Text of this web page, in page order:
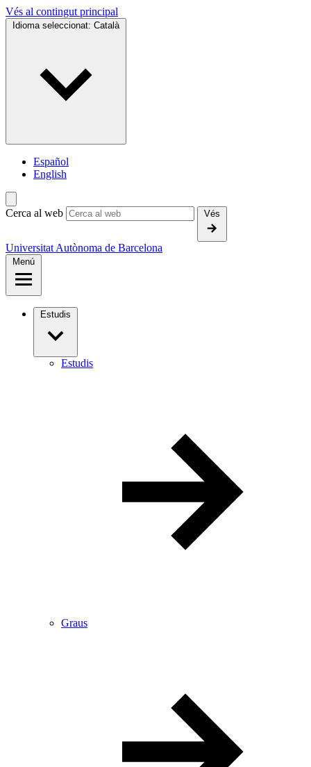
Vés al contingut principal
Idioma seleccionat: Català
Español
English
Cerca al web Vés
Universitat Autònoma de Barcelona
Menú
Estudis
Estudis
Graus